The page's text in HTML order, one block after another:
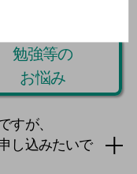
勉強等の
お悩み
すが、
し込みたいで